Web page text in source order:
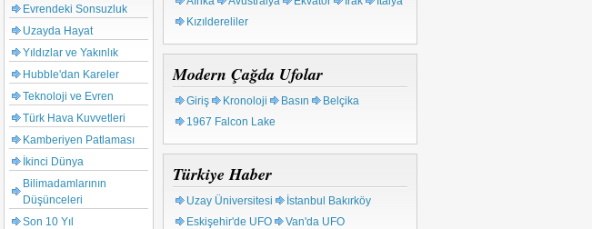
Evrendeki Sonsuzluk
Uzayda Hayat
Yıldızlar ve Yakınlık
Hubble'dan Kareler
Teknoloji ve Evren
Türk Hava Kuvvetleri
Kamberiyen Patlaması
İkinci Dünya
Bilimadamlarının
Düşünceleri
Son 10 Yıl
Kızıldereliler
Modern Çağda Ufolar
Giriş Kronoloji Basın
Belçika
1967 Falcon Lake
Türkiye Haber
Uzay Üniversitesi
İstanbul Bakırköy
Eskişehir'de UFO
Van'da UFO